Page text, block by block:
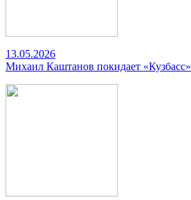
13.05.2026
Михаил Каштанов покидает «Кузбасс»